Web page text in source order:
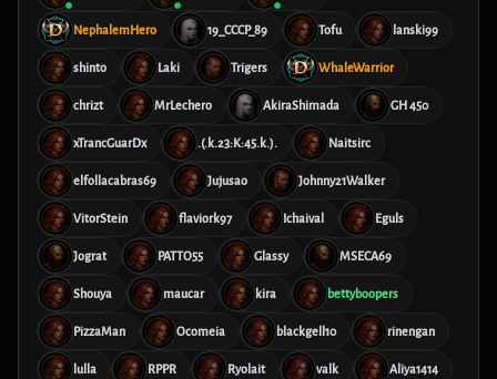
NephalemHero 19_CCCP_89 Tofu lanski99
shinto Laki Trigers WhaleWarrior
chrizt MrLechero AkiraShimada GH 450
xTrancGuarDx .(.k.23:K:45.k.). Naitsirc
elfollacabras69 Jujusao Johnny21Walker
VitorStein flaviork97 Ichaival Eguls
Jograt PATTO55 Glassy MSECA69
Shouya maucar kira bettyboopers
PizzaMan Ocomeia blackgell10 rinengan
lulla RPPR Ryolait valk Aliya1414